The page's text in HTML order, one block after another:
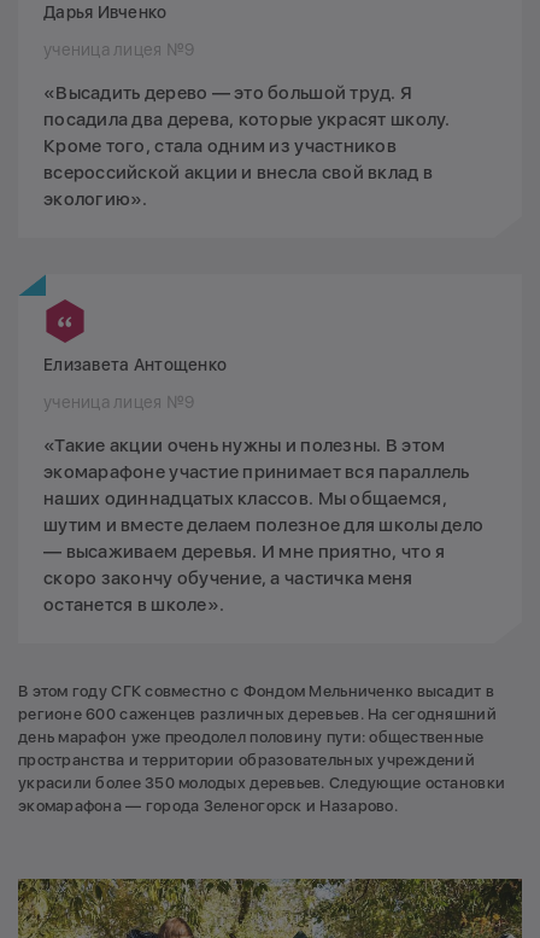
Дарья Ивченко
ученица лицея №9
«Высадить дерево — это большой труд. Я
посадила два дерева, которые украсят школу.
Кроме того, стала одним из участников
всероссийской акции и внесла свой вклад в
экологию».
Елизавета Антощенко
ученица лицея №9
«Такие акции очень нужны и полезны. В этом
экомарафоне участие принимает вся параллель
наших одиннадцатых классов. Мы общаемся,
шутим и вместе делаем полезное для школы дело
— высаживаем деревья. И мне приятно, что я
скоро закончу обучение, а частичка меня
останется в школе».
В этом году СГК совместно с Фондом Мельниченко высадит в
регионе 600 саженцев различных деревьев. На сегодняшний
день марафон уже преодолел половину пути: общественные
пространства и территории образовательных учреждений
украсили более 350 молодых деревьев. Следующие остановки
экомарафона — города Зеленогорск и Назарово.